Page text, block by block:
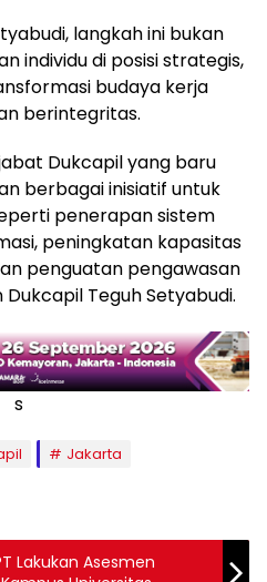
langkah ini bukan
individu di posisi strategis,
budaya kerja
berintegritas.
Dukcapil yang baru
berbagai inisiatif untuk
penerapan sistem
peningkatan kapasitas
penguatan pengawasan
Teguh Setyabudi.
s
Jakarta
Lakukan Asesmen